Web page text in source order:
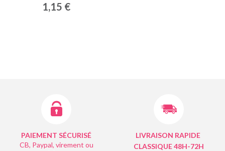
1,15 €
PAIEMENT SÉCURISÉ
CB, Paypal, virement ou
LIVRAISON RAPIDE
CLASSIQUE 48H-72H